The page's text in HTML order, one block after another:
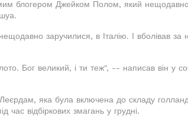
блогером Джейком Полом, який
заручилися, в Італію. І вболівав за
Бог великий, і ти теж", -- написав він у
яка була включена до складу
час відбіркових змагань у грудні.